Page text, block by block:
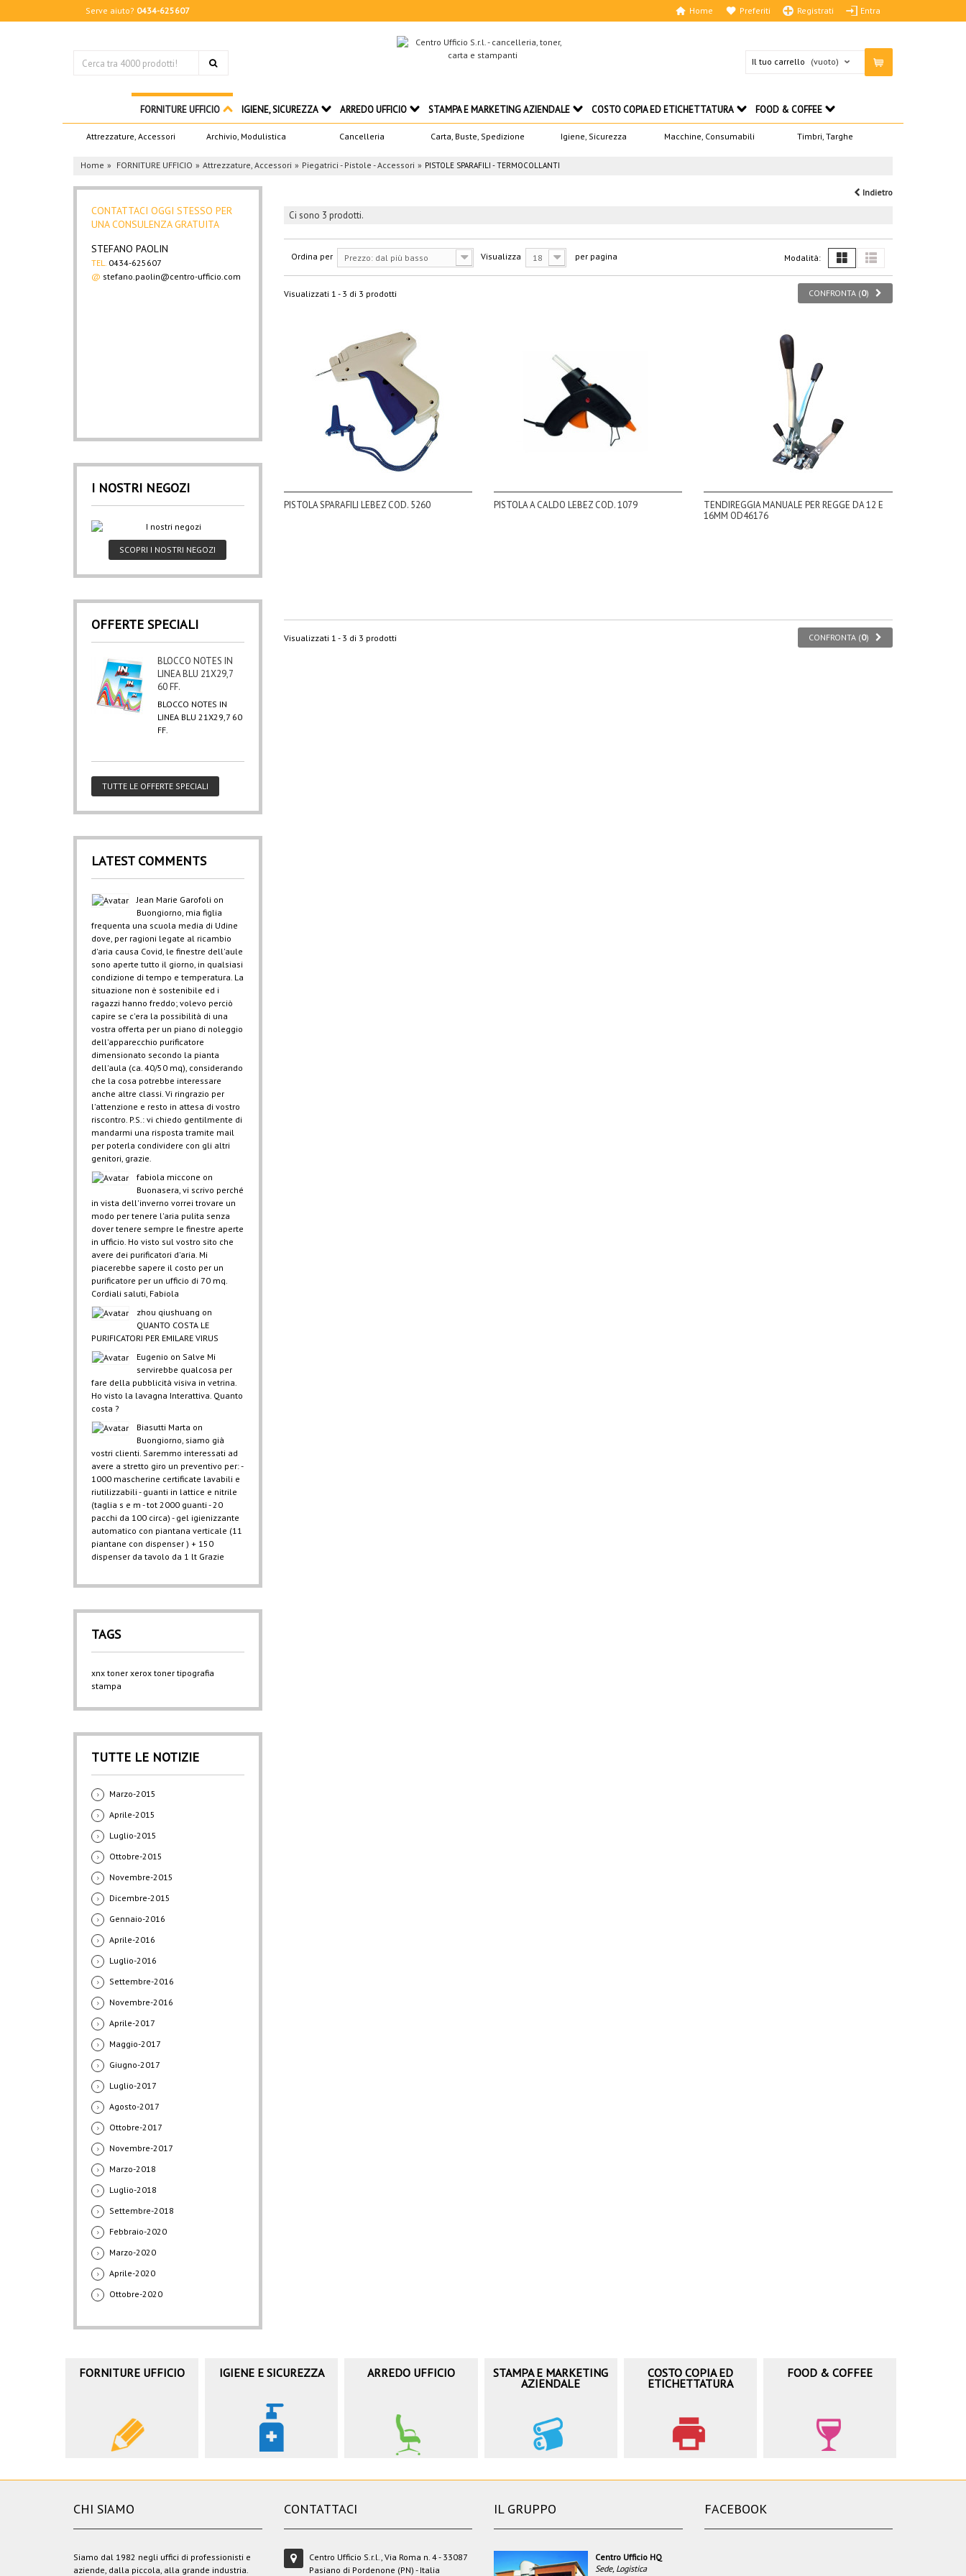
Serve aiuto? 0434-625607 Registrati Entra
Preferiti
Home
Il tuo carrello (vuoto)
FORNITURE UFFICIO
Attrezzature, Accessori Archivio, Modulistica Cancelleria Carta, Buste, Spedizione Igiene, Sicurezza Macchine, Consumabili Timbri, Targhe
IGIENE, SICUREZZA ARREDO UFFICIO STAMPA E MARKETING AZIENDALE COSTO COPIA ED ETICHETTATURA FOOD & COFFEE
Home FORNITURE UFFICIO Attrezzature, Accessori Piegatrici - Pistole - Accessori PISTOLE SPARAFILI - TERMOCOLLANTI
Indietro
CONTATTACI OGGI STESSO PER
UNA CONSULENZA GRATUITA
STEFANO PAOLIN
TEL. 0434-625607
@ stefano.paolin@centro-ufficio.com
I NOSTRI NEGOZI
SCOPRI I NOSTRI NEGOZI
OFFERTE SPECIALI
BLOCCO NOTES IN
LINEA BLU 21X29,7
60 FF.
BLOCCO NOTES IN
LINEA BLU 21X29,7 60
FF.
TUTTE LE OFFERTE SPECIALI
LATEST COMMENTS
Jean Marie Garofoli on
Buongiorno, mia figlia
frequenta una scuola media di Udine
dove, per ragioni legate al ricambio
d'aria causa Covid, le finestre dell'aule
sono aperte tutto il giorno, in qualsiasi
condizione di tempo e temperatura. La
situazione non è sostenibile ed i
ragazzi hanno freddo; volevo perciò
capire se c'era la possibilità di una
vostra offerta per un piano di noleggio
dell'apparecchio purificatore
dimensionato secondo la pianta
dell'aula (ca. 40/50 mq), considerando
che la cosa potrebbe interessare
anche altre classi. Vi ringrazio per
l'attenzione e resto in attesa di vostro
riscontro. P.S.: vi chiedo gentilmente di
mandarmi una risposta tramite mail
per poterla condividere con gli altri
genitori, grazie.
fabiola miccone on
Buonasera, vi scrivo perché
in vista dell'inverno vorrei trovare un
modo per tenere l'aria pulita senza
dover tenere sempre le finestre aperte
in ufficio. Ho visto sul vostro sito che
avere dei purificatori d'aria. Mi
piacerebbe sapere il costo per un
purificatore per un ufficio di 70 mq.
Cordiali saluti, Fabiola
zhou qiushuang on
QUANTO COSTA LE
PURIFICATORI PER EMILARE VIRUS
Eugenio on Salve Mi
servirebbe qualcosa per
fare della pubblicità visiva in vetrina.
Ho visto la lavagna Interattiva. Quanto
costa ?
Biasutti Marta on
Buongiorno, siamo già
vostri clienti. Saremmo interessati ad
avere a stretto giro un preventivo per: -
1000 mascherine certificate lavabili e
riutilizzabili - guanti in lattice e nitrile
(taglia s e m - tot 2000 guanti - 20
pacchi da 100 circa) - gel igienizzante
automatico con piantana verticale (11
piantane con dispenser ) + 150
dispenser da tavolo da 1 lt Grazie
TAGS
xnx toner xerox toner tipografia
stampa
TUTTE LE NOTIZIE
Marzo-2015
Aprile-2015
Luglio-2015
Ottobre-2015
Novembre-2015
Dicembre-2015
Gennaio-2016
Aprile-2016
Luglio-2016
Settembre-2016
Novembre-2016
Aprile-2017
Maggio-2017
Giugno-2017
Luglio-2017
Agosto-2017
Ottobre-2017
Novembre-2017
Marzo-2018
Luglio-2018
Settembre-2018
Febbraio-2020
Marzo-2020
Aprile-2020
Ottobre-2020
Ci sono 3 prodotti.
Modalità:
Ordina per Prezzo: dal più basso Visualizza 18 per pagina
CONFRONTA (0)
Visualizzati 1 - 3 di 3 prodotti
PISTOLA SPARAFILI LEBEZ COD. 5260 PISTOLA A CALDO LEBEZ COD. 1079
TENDIREGGIA MANUALE PER REGGE DA 12 E
16MM OD46176
CONFRONTA (0)
Visualizzati 1 - 3 di 3 prodotti
FORNITURE UFFICIO IGIENE E SICUREZZA ARREDO UFFICIO STAMPA E MARKETING
AZIENDALE
COSTO COPIA ED
ETICHETTATURA
FOOD & COFFEE
CHI SIAMO
Siamo dal 1982 negli uffici di professionisti e
aziende, dalla piccola, alla grande industria.
CONTATTACI
Centro Ufficio S.r.l., Via Roma n. 4 - 33087
Pasiano di Pordenone (PN) - Italia
IL GRUPPO
Centro Ufficio HQ
Sede, Logistica
FACEBOOK